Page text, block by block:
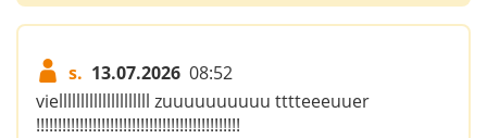
s. 13.07.2026 08:52
vielllllllllllllllllllll zuuuuuuuuuu tttteeeuuer
!!!!!!!!!!!!!!!!!!!!!!!!!!!!!!!!!!!!!!!!!!!!!!!